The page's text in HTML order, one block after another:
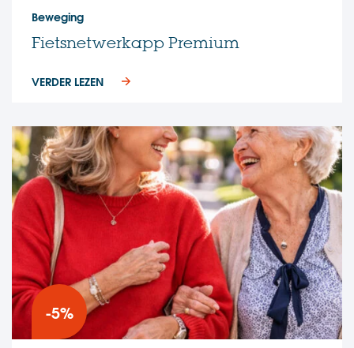
Beweging
Fietsnetwerkapp Premium
VERDER LEZEN
-5%